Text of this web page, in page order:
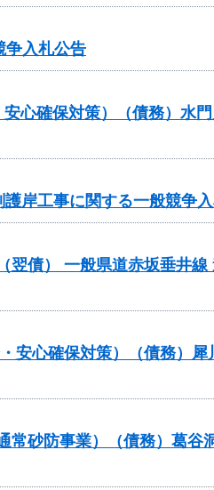
争入札公告
心確保対策）（債務）水
岸工事に関する一般競争
債） 一般県道赤坂垂井線
心確保対策）（債務）犀
砂防事業）（債務）葛谷